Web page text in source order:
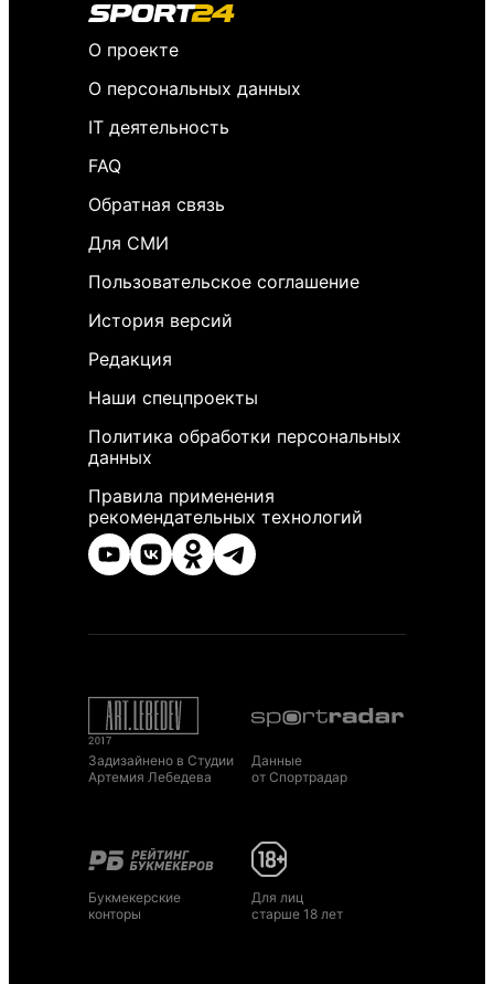
О проекте
О персональных данных
IT деятельность
FAQ
Обратная связь
Для СМИ
Пользовательское соглашение
История версий
Редакция
Наши спецпроекты
Политика обработки персональных
данных
Правила применения
рекомендательных технологий
Задизайнено в Студии
Артемия Лебедева
Данные
от Спортрадар
Букмекерские
конторы
Для лиц
старше 18 лет